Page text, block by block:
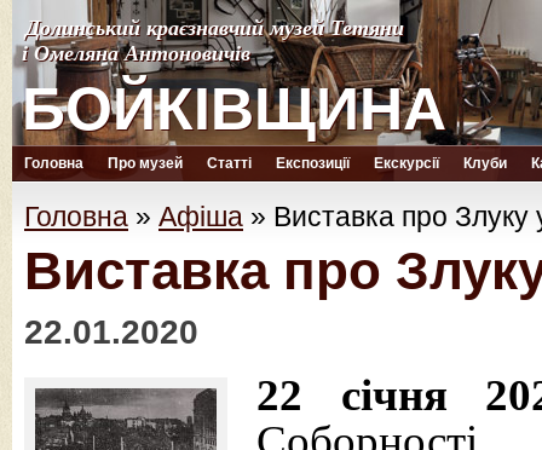
Долинський краєзнавчий музей Тетяни
і Омеляна Антоновичів
БОЙКІВЩИНА
Долинський краєзнавчий музей Тетяни
і Омеляна Антоновичів
БОЙКІВЩИНА
Головна Про музей Статті Експозиції Екскурсії Клуби
Головна » Афіша » Виставка про Злуку
Виставка про
22.01.2020
22 січня